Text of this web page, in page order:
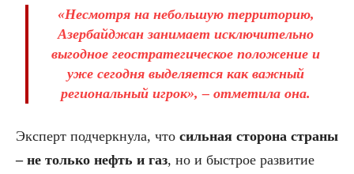
«Несмотря на небольшую территорию,
Азербайджан занимает исключительно
выгодное геостратегическое положение и
уже сегодня выделяется как важный
региональный игрок», – отметила она.
Эксперт подчеркнула, что сильная сторона страны
– не только нефть и газ, но и быстрое развитие